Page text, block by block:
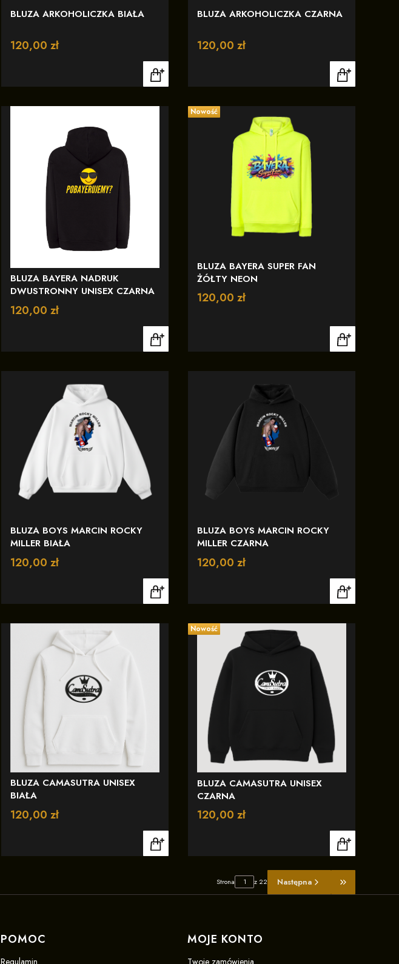
BLUZA ARKOHOLICZKA BIAŁA
Cena
120,00 zł
BLUZA ARKOHOLICZKA CZARNA
Cena
120,00 zł
BLUZA BAYERA NADRUK
DWUSTRONNY UNISEX CZARNA
Cena
120,00 zł
Nowość
BLUZA BAYERA SUPER FAN
ŻÓŁTY NEON
Cena
120,00 zł
BLUZA BOYS MARCIN ROCKY
MILLER BIAŁA
Cena
120,00 zł
BLUZA BOYS MARCIN ROCKY
MILLER CZARNA
Cena
120,00 zł
BLUZA CAMASUTRA UNISEX
BIAŁA
Cena
120,00 zł
Nowość
BLUZA CAMASUTRA UNISEX
CZARNA
Cena
120,00 zł
Strona z 22 Następna Przejdź do
POMOC
Regulamin
MOJE KONTO
Twoje zamówienia